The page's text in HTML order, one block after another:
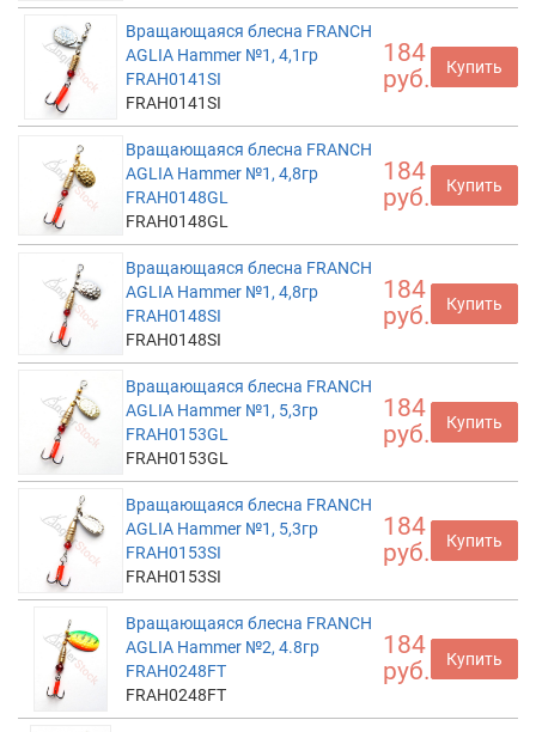
Вращающаяся блесна FRANCH
AGLIA Hammer №1, 4,1гр
FRAH0141SI
FRAH0141SI
184
руб.
Купить
Вращающаяся блесна FRANCH
AGLIA Hammer №1, 4,8гр
FRAH0148GL
FRAH0148GL
184
руб.
Купить
Вращающаяся блесна FRANCH
AGLIA Hammer №1, 4,8гр
FRAH0148SI
FRAH0148SI
184
руб.
Купить
Вращающаяся блесна FRANCH
AGLIA Hammer №1, 5,3гр
FRAH0153GL
FRAH0153GL
184
руб.
Купить
Вращающаяся блесна FRANCH
AGLIA Hammer №1, 5,3гр
FRAH0153SI
FRAH0153SI
184
руб.
Купить
Вращающаяся блесна FRANCH
AGLIA Hammer №2, 4.8гр
FRAH0248FT
FRAH0248FT
184
руб.
Купить